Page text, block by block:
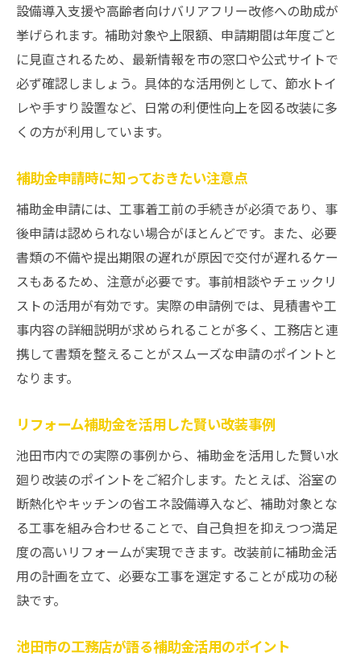
設備導入支援や高齢者向けバリアフリー改修への助成が
挙げられます。補助対象や上限額、申請期間は年度ごと
に見直されるため、最新情報を市の窓口や公式サイトで
必ず確認しましょう。具体的な活用例として、節水トイ
レや手すり設置など、日常の利便性向上を図る改装に多
くの方が利用しています。
補助金申請時に知っておきたい注意点
補助金申請には、工事着工前の手続きが必須であり、事
後申請は認められない場合がほとんどです。また、必要
書類の不備や提出期限の遅れが原因で交付が遅れるケー
スもあるため、注意が必要です。事前相談やチェックリ
ストの活用が有効です。実際の申請例では、見積書や工
事内容の詳細説明が求められることが多く、工務店と連
携して書類を整えることがスムーズな申請のポイントと
なります。
リフォーム補助金を活用した賢い改装事例
池田市内での実際の事例から、補助金を活用した賢い水
廻り改装のポイントをご紹介します。たとえば、浴室の
断熱化やキッチンの省エネ設備導入など、補助対象とな
る工事を組み合わせることで、自己負担を抑えつつ満足
度の高いリフォームが実現できます。改装前に補助金活
用の計画を立て、必要な工事を選定することが成功の秘
訣です。
池田市の工務店が語る補助金活用のポイント